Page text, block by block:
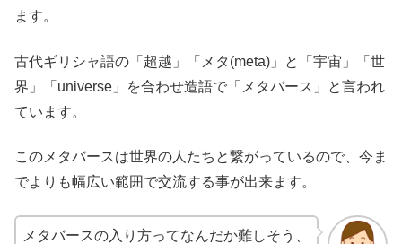
ます。
古代ギリシャ語の「超越」「メタ(meta)」と「宇宙」「世
界」「universe」を合わせ造語で「メタバース」と言われ
ています。
このメタバースは世界の人たちと繋がっているので、今ま
でよりも幅広い範囲で交流する事が出来ます。
メタバースの入り方ってなんだか難しそう、